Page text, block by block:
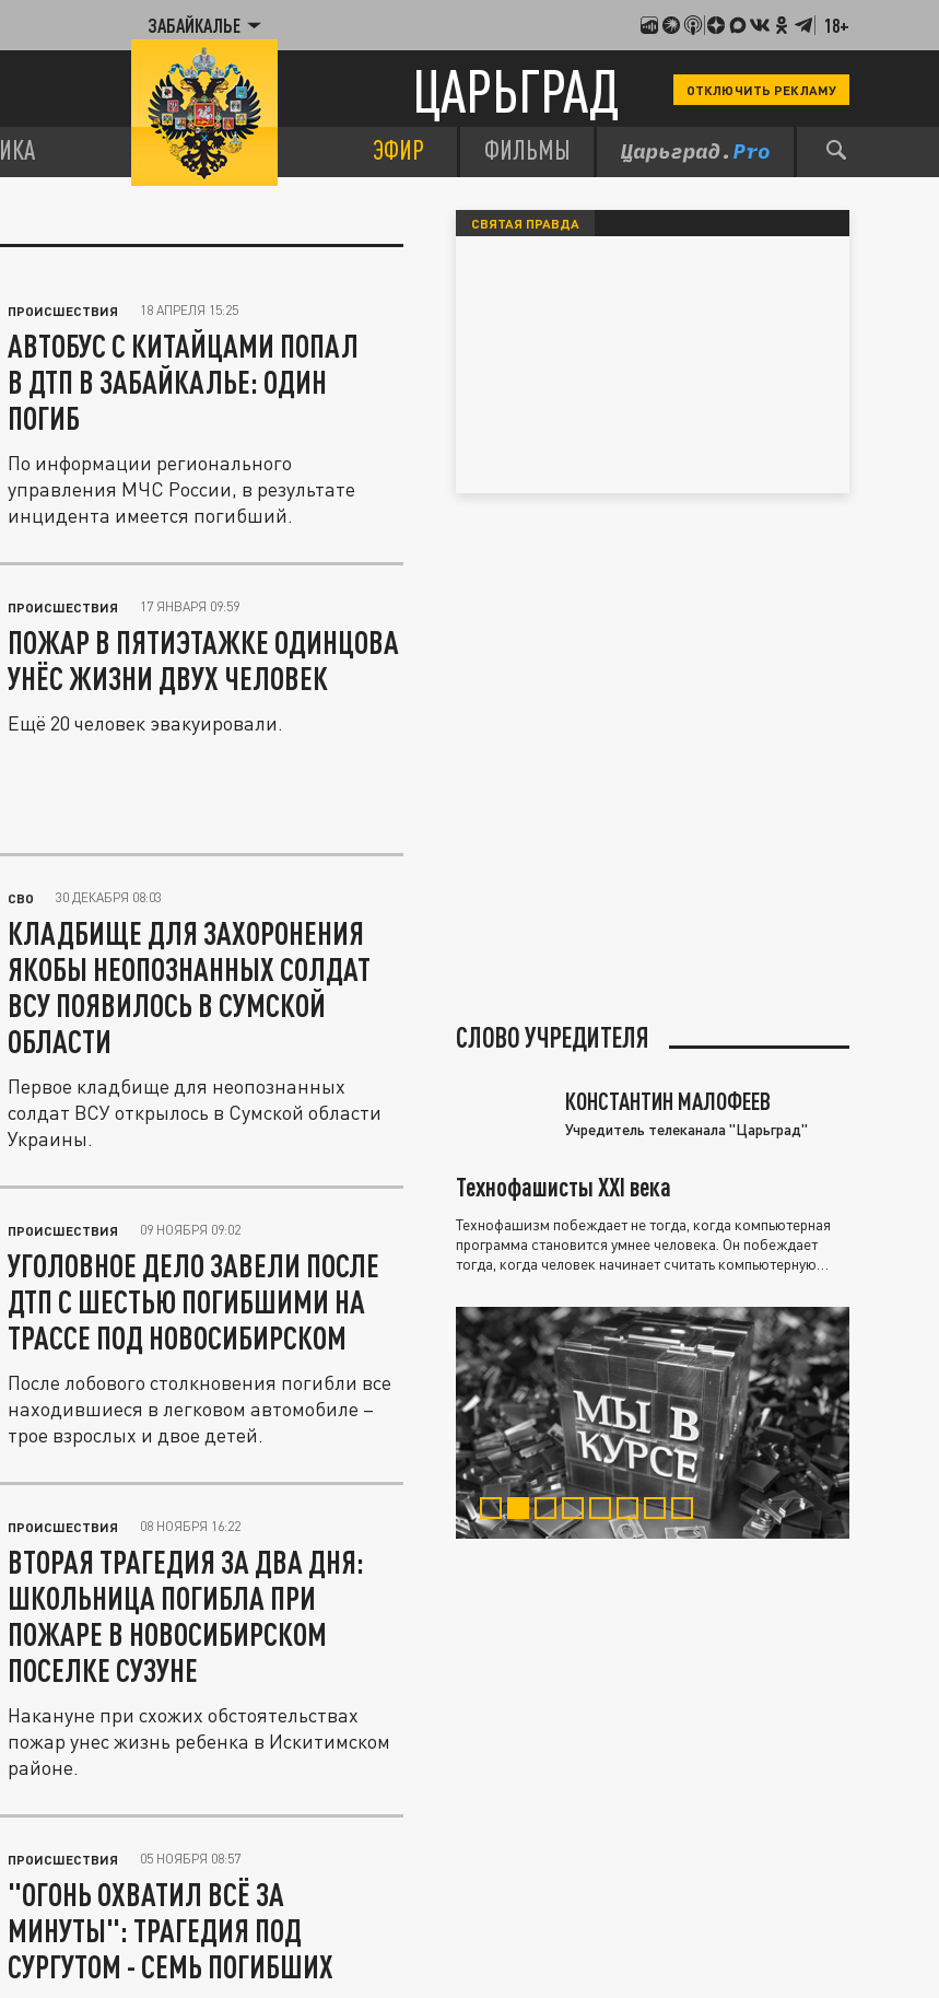
ЗАБАЙКАЛЬЕ 18+
ЦАРЬГРАД ОТКЛЮЧИТЬ РЕКЛАМУ
ЭФИР ФИЛЬМЫ
ПРОИСШЕСТВИЯ 18 АПРЕЛЯ 15:25
АВТОБУС С КИТАЙЦАМИ ПОПАЛ
В ДТП В ЗАБАЙКАЛЬЕ: ОДИН
ПОГИБ
По информации регионального
управления МЧС России, в результате
инцидента имеется погибший.
ПРОИСШЕСТВИЯ 17 ЯНВАРЯ 09:59
ПОЖАР В ПЯТИЭТАЖКЕ ОДИНЦОВА
УНЁС ЖИЗНИ ДВУХ ЧЕЛОВЕК
Ещё 20 человек эвакуировали.
СВО 30 ДЕКАБРЯ 08:03
КЛАДБИЩЕ ДЛЯ ЗАХОРОНЕНИЯ
ЯКОБЫ НЕОПОЗНАННЫХ СОЛДАТ
ВСУ ПОЯВИЛОСЬ В СУМСКОЙ
ОБЛАСТИ
Первое кладбище для неопознанных
солдат ВСУ открылось в Сумской области
Украины.
ПРОИСШЕСТВИЯ 09 НОЯБРЯ 09:02
УГОЛОВНОЕ ДЕЛО ЗАВЕЛИ ПОСЛЕ
ДТП С ШЕСТЬЮ ПОГИБШИМИ НА
ТРАССЕ ПОД НОВОСИБИРСКОМ
После лобового столкновения погибли все
находившиеся в легковом автомобиле –
трое взрослых и двое детей.
ПРОИСШЕСТВИЯ 08 НОЯБРЯ 16:22
ВТОРАЯ ТРАГЕДИЯ ЗА ДВА ДНЯ:
ШКОЛЬНИЦА ПОГИБЛА ПРИ
ПОЖАРЕ В НОВОСИБИРСКОМ
ПОСЕЛКЕ СУЗУНЕ
Накануне при схожих обстоятельствах
пожар унес жизнь ребенка в Искитимском
районе.
ПРОИСШЕСТВИЯ 05 НОЯБРЯ 08:57
"ОГОНЬ ОХВАТИЛ ВСЁ ЗА
МИНУТЫ": ТРАГЕДИЯ ПОД
СУРГУТОМ - СЕМЬ ПОГИБШИХ
СВЯТАЯ ПРАВДА
СЛОВО УЧРЕДИТЕЛЯ
КОНСТАНТИН МАЛОФЕЕВ
Учредитель телеканала "Царьград"
Технофашисты XXI века
Технофашизм побеждает не тогда, когда компьютерная
программа становится умнее человека. Он побеждает
тогда, когда человек начинает считать компьютерную